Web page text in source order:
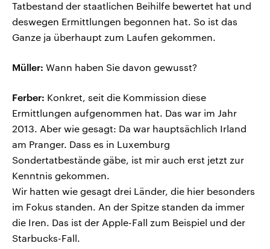
Tatbestand der staatlichen Beihilfe bewertet hat und
deswegen Ermittlungen begonnen hat. So ist das
Ganze ja überhaupt zum Laufen gekommen.
Müller: Wann haben Sie davon gewusst?
Ferber: Konkret, seit die Kommission diese
Ermittlungen aufgenommen hat. Das war im Jahr
2013. Aber wie gesagt: Da war hauptsächlich Irland
am Pranger. Dass es in Luxemburg
Sondertatbestände gäbe, ist mir auch erst jetzt zur
Kenntnis gekommen.
Wir hatten wie gesagt drei Länder, die hier besonders
im Fokus standen. An der Spitze standen da immer
die Iren. Das ist der Apple-Fall zum Beispiel und der
Starbucks-Fall.